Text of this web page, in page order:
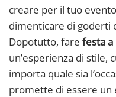
creare per il tuo
dimenticare di goderti
Dopotutto, fare festa a
un’esperienza di stile,
importa quale sia
promette di essere un